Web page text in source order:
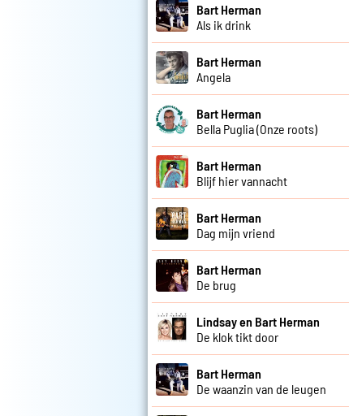
Bart Herman
Als ik drink
Bart Herman
Angela
Bart Herman
Bella Puglia (Onze roots)
Bart Herman
Blijf hier vannacht
Bart Herman
Dag mijn vriend
Bart Herman
De brug
Lindsay en Bart Herman
De klok tikt door
Bart Herman
De waanzin van de leugen